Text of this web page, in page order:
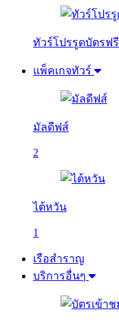
ทัวร์โปรรูดบัตรฟรี
แพ็คเกจทัวร์
มัลดีฟส์
2
ไต้หวัน
1
เรือสำราญ
บริการอื่นๆ